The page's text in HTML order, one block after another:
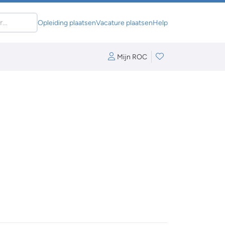
Opleiding plaatsenVacature plaatsenHelp
Mijn ROC